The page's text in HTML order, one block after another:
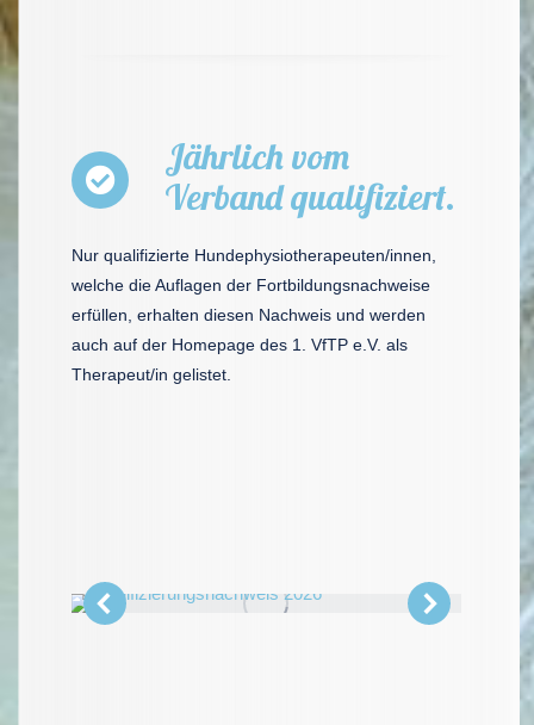
Jährlich vom
Verband qualifiziert.
Nur qualifizierte Hundephysiotherapeuten/innen,
welche die Auflagen der Fortbildungsnachweise
erfüllen, erhalten diesen Nachweis und werden
auch auf der Homepage des 1. VfTP e.V. als
Therapeut/in gelistet.